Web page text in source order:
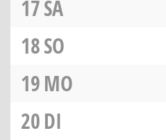
17SA
18SO
19MO
20DI